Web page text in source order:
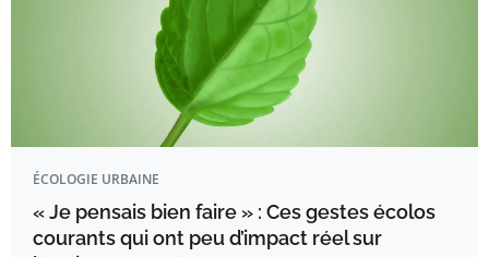
ÉCOLOGIE URBAINE
« Je pensais bien faire » : Ces gestes écolos
courants qui ont peu d’impact réel sur